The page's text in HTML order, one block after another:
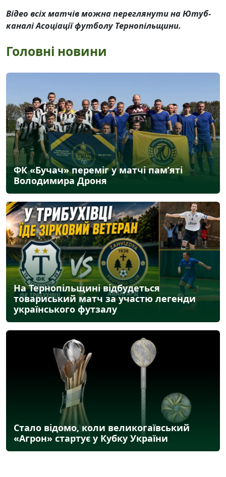
Відео всіх матчів можна переглянути на Ютуб-
каналі Асоціації футболу Тернопільщини.
Головні новини
ФК «Бучач» переміг у матчі пам’яті
Володимира Дроня
На Тернопільщині відбудеться
товариський матч за участю легенди
українського футзалу
Стало відомо, коли великогаївський
«Агрон» стартує у Кубку України